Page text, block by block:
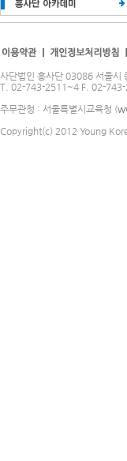
사단법인 흥사단 03086 서울시
T. 02-743-2511~4 F. 02-
주무관청 : 서울특별시교육청 (
Copyright(c) 2012 Young